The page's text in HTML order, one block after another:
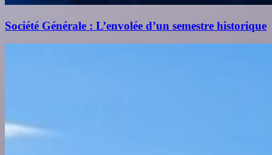
Société Générale : L’envolée d’un semestre historique